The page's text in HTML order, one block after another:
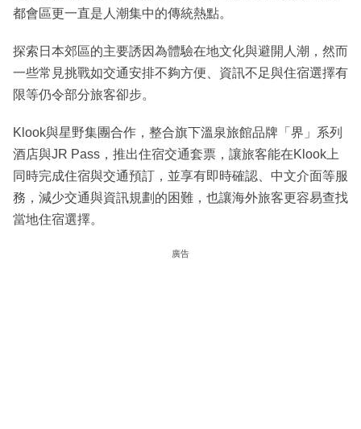
都會區更一直是人潮集中的傳統熱點。
探索日本郊區的主要誘因為體驗在地文化與避開人潮，然而
一些常見挑戰如交通安排不夠方便、資訊不足與住宿選擇有
限等仍令部分旅客卻步。
Klook與星野集團合作，整合旗下溫泉旅館品牌「界」系列
酒店與JR Pass，推出住宿交通套票，讓旅客能在Klook上
同時完成住宿與交通預訂，並享有即時確認、中文介面等服
務，減少交通與資訊規劃的困難，也讓海外旅客更容易查找
當地住宿選擇。
廣告